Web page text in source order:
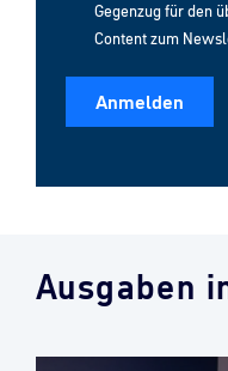
Gegenzug für den
Content zum
Ausgaben